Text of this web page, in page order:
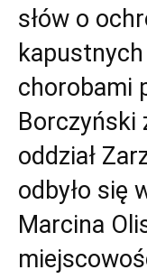
słów o
chorobami
Borczyński
oddział
odbyło się
Marcina